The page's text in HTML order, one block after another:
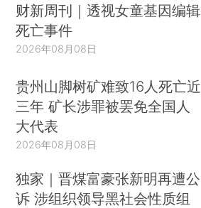
财新周刊｜透视女童基因编辑
死亡事件
2026年08月08日
贵州山脚树矿难致16人死亡近
三年 矿长涉罪被罢免全国人
大代表
2026年08月08日
独家｜晋煤富豪张新明再遭公
诉 涉组织领导黑社会性质组